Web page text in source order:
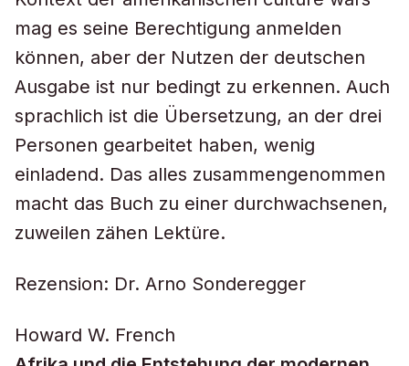
mag es seine Berechtigung anmelden
können, aber der Nutzen der deutschen
Ausgabe ist nur bedingt zu erkennen. Auch
sprachlich ist die Übersetzung, an der drei
Personen gearbeitet haben, wenig
einladend. Das alles zusammengenommen
macht das Buch zu einer durchwachsenen,
zuweilen zähen Lektüre.
Rezension: Dr. Arno Sonderegger
Howard W. French